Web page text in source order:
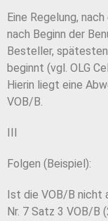
Eine Regelung,
nach Beginn der
Besteller,
beginnt (vgl. OLG
Hierin liegt eine
VOB/B.
Folgen (Beispiel):
Ist die VOB/B nicht
Nr. 7 Satz 3 VOB/B